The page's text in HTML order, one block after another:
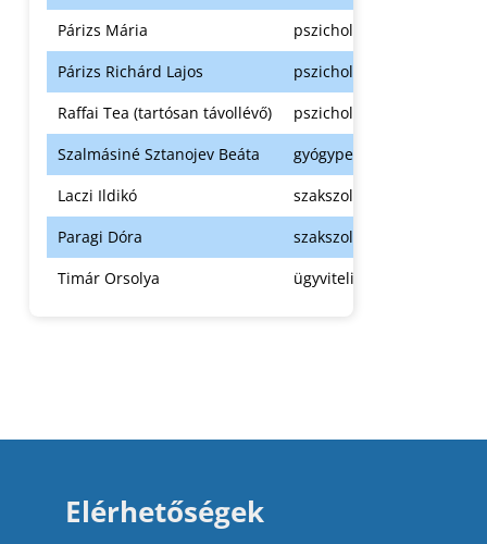
Párizs Mária pszichológus
Párizs Richárd Lajos pszichológus
Raffai Tea (tartósan távollévő) pszichológus
Szalmásiné Sztanojev Beáta gyógypedagógus
Laczi Ildikó szakszolgálati titkár
Paragi Dóra szakszolgálati titkár
Timár Orsolya ügyviteli dolgozó
Elérhetőségek